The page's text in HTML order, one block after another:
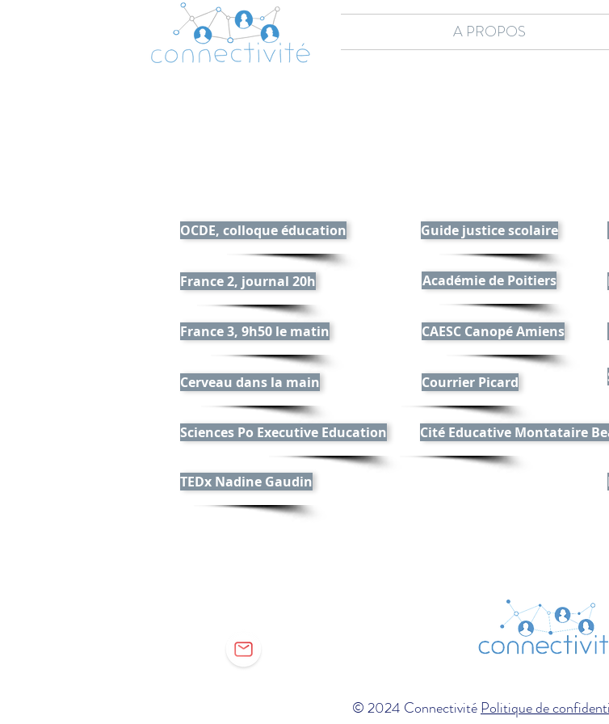
A PROPOS
OCDE, colloque éducation
France 2, journal 20h
France 3, 9h50 le matin
Cerveau dans la main
Sciences Po Executive Education
Guide justice scolaire
Académie de Poitiers
CAESC Canopé Amiens
Courrier Picard
Cité Educative Montataire
TEDx Nadine Gaudin
© 2024 ConnectivitéPolitique de